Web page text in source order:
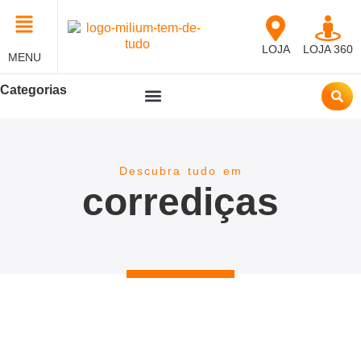
MENU
LOJA LOJA 360
Categorias
Descubra tudo em
corrediças